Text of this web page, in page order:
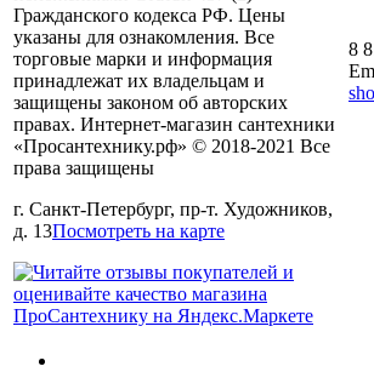
Гражданского кодекса РФ. Цены
указаны для ознакомления. Все
торговые марки и информация
принадлежат их владельцам и
защищены законом об авторских
правах. Интернет-магазин сантехники
«Просантехнику.рф» © 2018-2021 Все
права защищены
г. Санкт-Петербург, пр-т. Художников,
д. 13Посмотреть на карте
8